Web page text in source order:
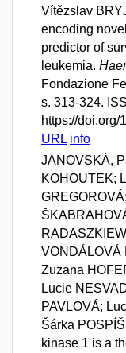
Vítězslav
encoding
predictor of
leukemia.
Fondazione
s. 313-324.
https://doi.org/
URL info
JANOVSKÁ,
KOHOUTEK;
VONDÁLOVÁ
Zuzana
Lucie
PAVLOVÁ;
Šárka
kinase 1 is a